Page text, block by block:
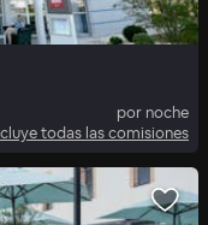
por noche
todas las comisiones